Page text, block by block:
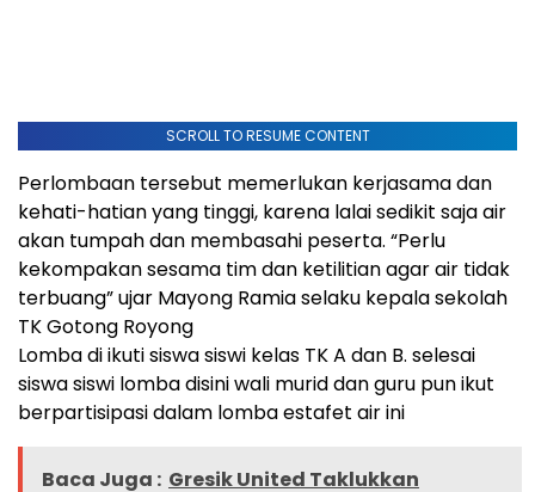
SCROLL TO RESUME CONTENT
Perlombaan tersebut memerlukan kerjasama dan
kehati-hatian yang tinggi, karena lalai sedikit saja air
akan tumpah dan membasahi peserta. “Perlu
kekompakan sesama tim dan ketilitian agar air tidak
terbuang” ujar Mayong Ramia selaku kepala sekolah
TK Gotong Royong
Lomba di ikuti siswa siswi kelas TK A dan B. selesai
siswa siswi lomba disini wali murid dan guru pun ikut
berpartisipasi dalam lomba estafet air ini
Baca Juga : Gresik United Taklukkan